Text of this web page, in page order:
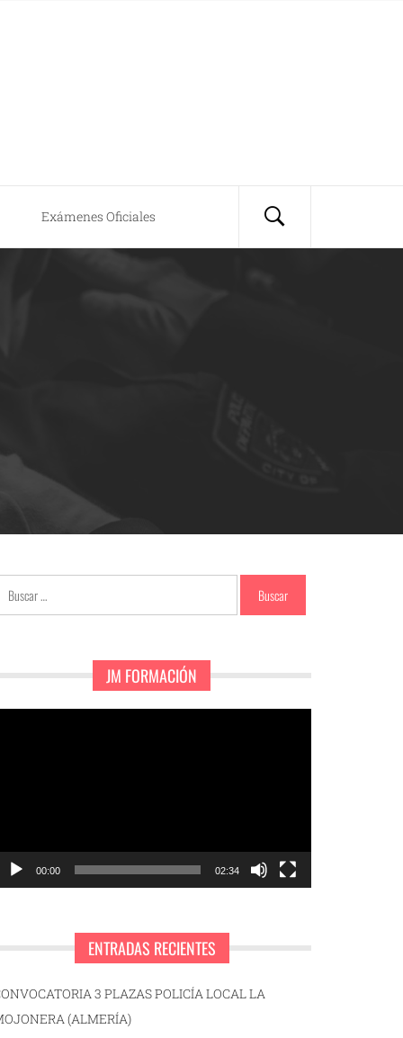
Exámenes Oficiales
Buscar:
JM FORMACIÓN
00:00 02:34
ENTRADAS RECIENTES
3 PLAZAS POLICÍA LOCAL LA
(ALMERÍA)